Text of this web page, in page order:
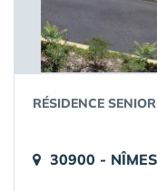
RÉSIDENCE
30900 - NÎMES